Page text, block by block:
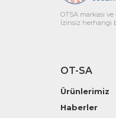
OTSA markası
İzinsiz herhangi
OT-SA
Ürünlerimiz
Haberler